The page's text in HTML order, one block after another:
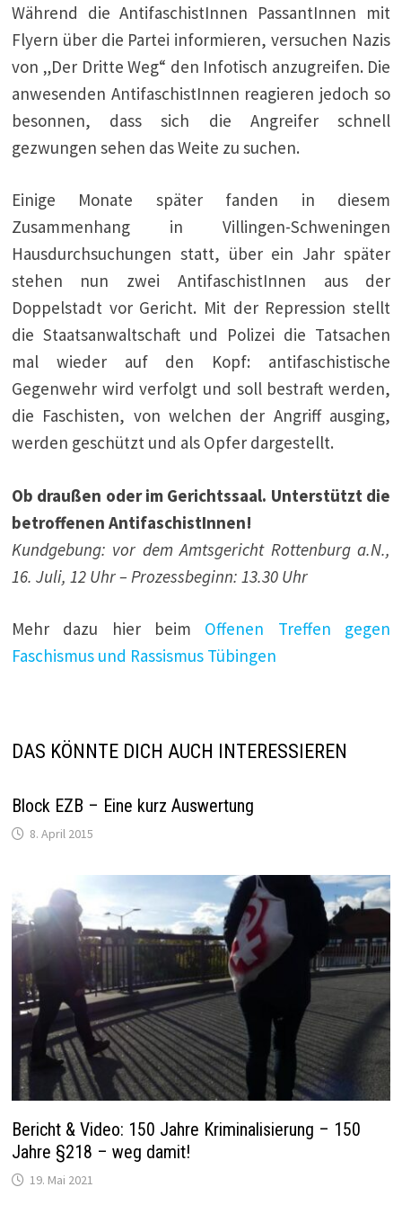
Während die AntifaschistInnen PassantInnen mit
Flyern über die Partei informieren, versuchen Nazis
von „Der Dritte Weg“ den Infotisch anzugreifen. Die
anwesenden AntifaschistInnen reagieren jedoch so
besonnen, dass sich die Angreifer schnell
gezwungen sehen das Weite zu suchen.
Einige Monate später fanden in diesem
Zusammenhang in Villingen-Schweningen
Hausdurchsuchungen statt, über ein Jahr später
stehen nun zwei AntifaschistInnen aus der
Doppelstadt vor Gericht. Mit der Repression stellt
die Staatsanwaltschaft und Polizei die Tatsachen
mal wieder auf den Kopf: antifaschistische
Gegenwehr wird verfolgt und soll bestraft werden,
die Faschisten, von welchen der Angriff ausging,
werden geschützt und als Opfer dargestellt.
Ob draußen oder im Gerichtssaal. Unterstützt die
betroffenen AntifaschistInnen!
Kundgebung: vor dem Amtsgericht Rottenburg a.N.,
16. Juli, 12 Uhr – Prozessbeginn: 13.30 Uhr
Mehr dazu hier beim Offenen Treffen gegen
Faschismus und Rassismus Tübingen
DAS KÖNNTE DICH AUCH INTERESSIEREN
Block EZB – Eine kurz Auswertung
8. April 2015
Bericht & Video: 150 Jahre Kriminalisierung – 150
Jahre §218 – weg damit!
19. Mai 2021